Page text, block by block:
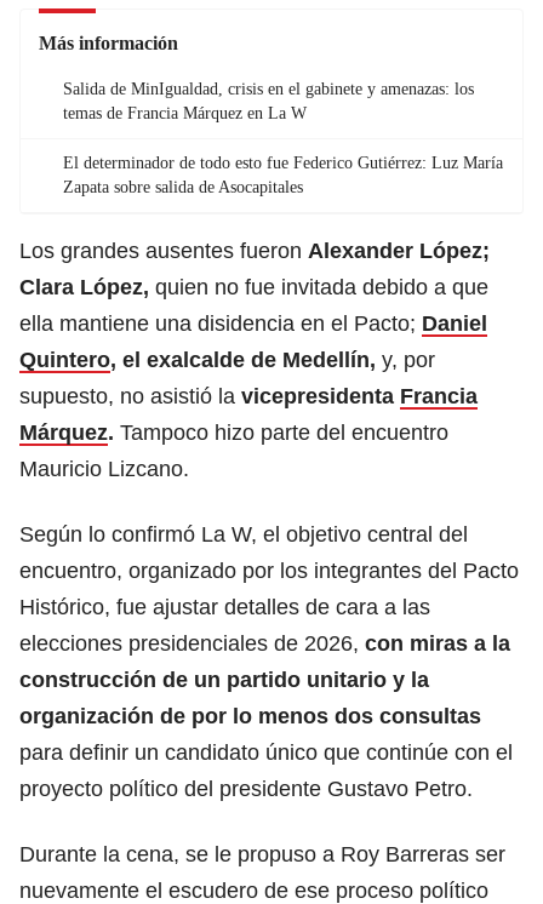
Más información
Salida de MinIgualdad, crisis en el gabinete y amenazas: los
temas de Francia Márquez en La W
El determinador de todo esto fue Federico Gutiérrez: Luz María
Zapata sobre salida de Asocapitales
Los grandes ausentes fueron Alexander López;
Clara López, quien no fue invitada debido a que
ella mantiene una disidencia en el Pacto; Daniel
Quintero, el exalcalde de Medellín, y, por
supuesto, no asistió la vicepresidenta Francia
Márquez. Tampoco hizo parte del encuentro
Mauricio Lizcano.
Según lo confirmó La W, el objetivo central del
encuentro, organizado por los integrantes del Pacto
Histórico, fue ajustar detalles de cara a las
elecciones presidenciales de 2026, con miras a la
construcción de un partido unitario y la
organización de por lo menos dos consultas
para definir un candidato único que continúe con el
proyecto político del presidente Gustavo Petro.
Durante la cena, se le propuso a Roy Barreras ser
nuevamente el escudero de ese proceso político